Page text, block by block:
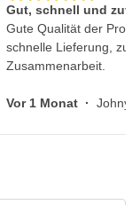
Gut, schnell und
Gute Qualität der
schnelle Lieferung,
Zusammenarbeit.
Vor 1 Monat · Johny,